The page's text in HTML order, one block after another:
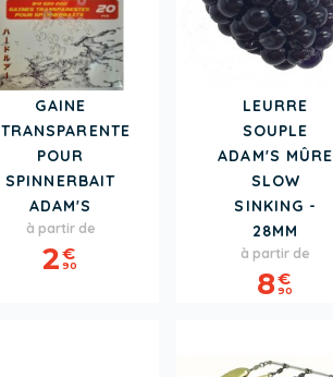
GAINE
TRANSPARENTE
POUR
SPINNERBAIT
ADAM'S
Prix
à partir de
2€
90
LEURRE
SOUPLE
ADAM'S MÛRE
SLOW
SINKING -
28MM
Prix
à partir de
8€
90